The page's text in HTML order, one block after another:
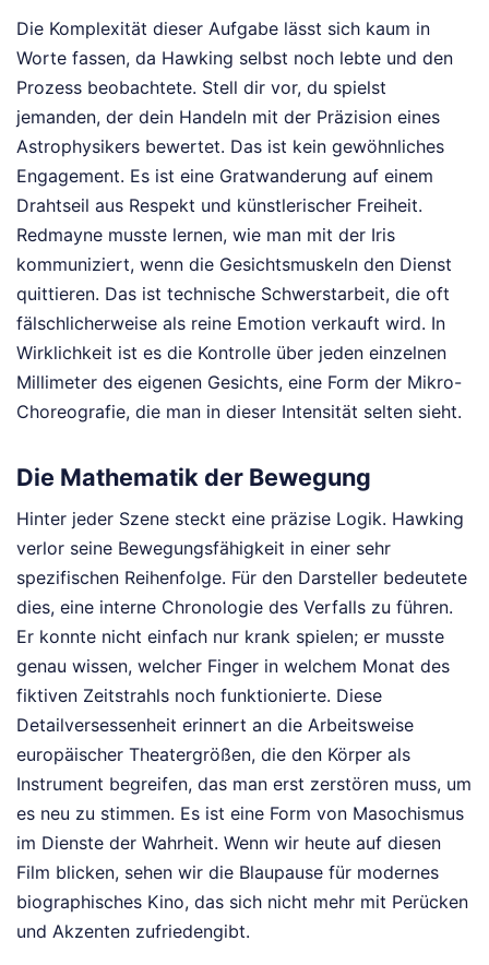
Die Komplexität dieser Aufgabe lässt sich kaum in
Worte fassen, da Hawking selbst noch lebte und den
Prozess beobachtete. Stell dir vor, du spielst
jemanden, der dein Handeln mit der Präzision eines
Astrophysikers bewertet. Das ist kein gewöhnliches
Engagement. Es ist eine Gratwanderung auf einem
Drahtseil aus Respekt und künstlerischer Freiheit.
Redmayne musste lernen, wie man mit der Iris
kommuniziert, wenn die Gesichtsmuskeln den Dienst
quittieren. Das ist technische Schwerstarbeit, die oft
fälschlicherweise als reine Emotion verkauft wird. In
Wirklichkeit ist es die Kontrolle über jeden einzelnen
Millimeter des eigenen Gesichts, eine Form der Mikro-
Choreografie, die man in dieser Intensität selten sieht.
Die Mathematik der Bewegung
Hinter jeder Szene steckt eine präzise Logik. Hawking
verlor seine Bewegungsfähigkeit in einer sehr
spezifischen Reihenfolge. Für den Darsteller bedeutete
dies, eine interne Chronologie des Verfalls zu führen.
Er konnte nicht einfach nur krank spielen; er musste
genau wissen, welcher Finger in welchem Monat des
fiktiven Zeitstrahls noch funktionierte. Diese
Detailversessenheit erinnert an die Arbeitsweise
europäischer Theatergrößen, die den Körper als
Instrument begreifen, das man erst zerstören muss, um
es neu zu stimmen. Es ist eine Form von Masochismus
im Dienste der Wahrheit. Wenn wir heute auf diesen
Film blicken, sehen wir die Blaupause für modernes
biographisches Kino, das sich nicht mehr mit Perücken
und Akzenten zufriedengibt.